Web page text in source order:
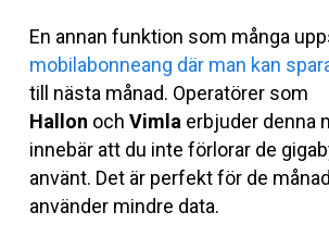
En annan funktion som många
mobilabonneang där man kan
till nästa månad. Operatörer som
Hallon och Vimla erbjuder denna
innebär att du inte förlorar de
använt. Det är perfekt för de
använder mindre data.